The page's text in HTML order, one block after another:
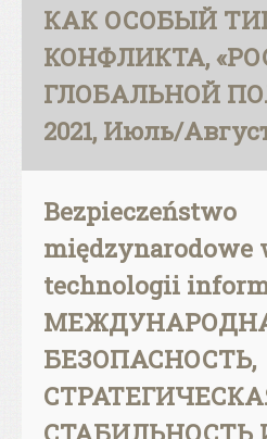
КАК ОСОБЫЙ
КОНФЛИКТА,
ГЛОБАЛЬНОЙ
2021, Июль/
Bezpieczeństwo
międzynarodowe
technologii
БЕЗОПАСНОСТЬ,
СТАБИЛЬНОСТЬ